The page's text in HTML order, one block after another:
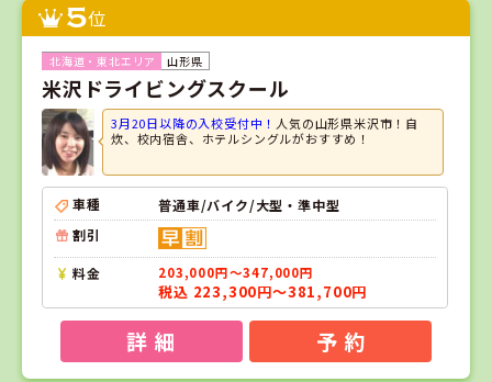
5位
山形県
米沢ドライビングスクール
3月20日以降の入校受付中！ 人気の山形県米沢市！自
炊、校内宿舎、ホテルシングルがおすすめ！
車種
普通車/バイク/大型・準中型
割引
料金 203,000円～347,000円
税込 223,300円～381,700円
詳 細 予 約